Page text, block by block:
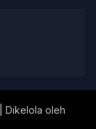
Dikelola oleh